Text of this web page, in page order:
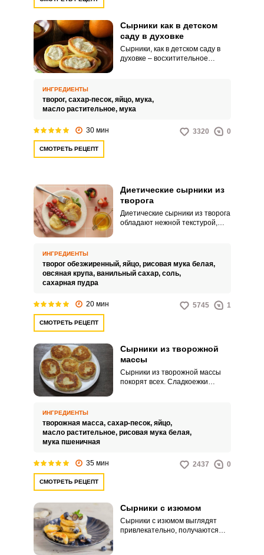
Сырники как в детском
саду в духовке
Сырники, как в детском саду в
духовке – восхитительное
будут отличным вариантом для
завтраков.
ИНГРЕДИЕНТЫ
творог, сахар-песок, яйцо, мука,
масло растительное, мука
30 мин 3320 0
СМОТРЕТЬ РЕЦЕПТ
Диетические сырники из
творога
Диетические сырники из творога
обладают нежной текстурой,
подходит для тех, кто следит за
потребляемыми калориями и
своей фигурой.
ИНГРЕДИЕНТЫ
творог обезжиренный, яйцо, рисовая мука белая,
овсяная крупа, ванильный сахар, соль,
сахарная пудра
20 мин 5745 1
СМОТРЕТЬ РЕЦЕПТ
Сырники из творожной
массы
Сырники из творожной массы
покорят всех. Сладкоежки
ИНГРЕДИЕНТЫ
творожная масса, сахар-песок, яйцо,
масло растительное, рисовая мука белая,
мука пшеничная
35 мин 2437 0
СМОТРЕТЬ РЕЦЕПТ
Сырники с изюмом
Сырники с изюмом выглядят
привлекательно, получаются